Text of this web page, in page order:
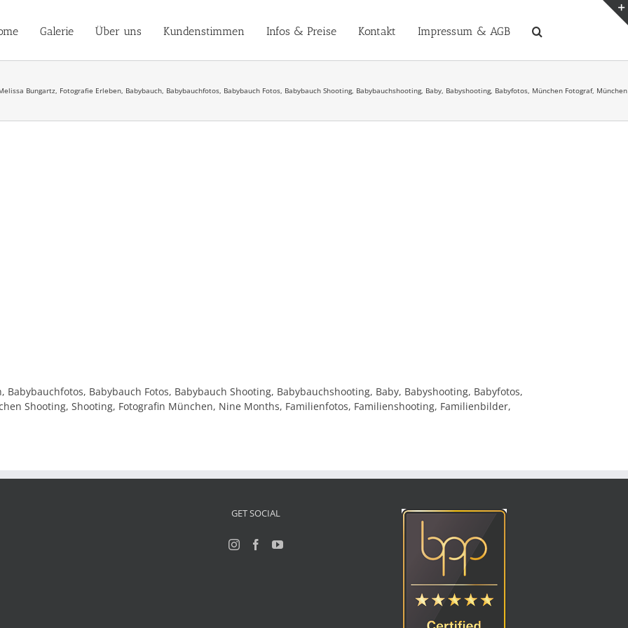
Galerie Über uns Kundenstimmen Infos & Preise Kontakt Impressum & AGB
Bungartz, Fotografie Erleben, Babybauch, Babybauchfotos, Babybauch Fotos, Babybauch Shooting, Babybauchshooting, Baby, Babyshooting, Babyfotos, München Fotograf,
Babybauch Fotos, Babybauch Shooting, Babybauchshooting, Baby, Babyshooting, Babyfotos,
Shooting, Shooting, Fotografin München, Nine Months, Familienfotos, Familienshooting, Familienbilder,
GET SOCIAL